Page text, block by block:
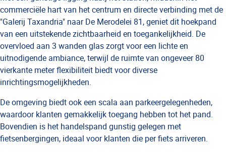
commerciële hart van het centrum en directe verbinding met de
"Galerij Taxandria" naar De Merodelei 81, geniet dit hoekpand
van een uitstekende zichtbaarheid en toegankelijkheid. De
overvloed aan 3 wanden glas zorgt voor een lichte en
uitnodigende ambiance, terwijl de ruimte van ongeveer 80
vierkante meter flexibiliteit biedt voor diverse
inrichtingsmogelijkheden.
De omgeving biedt ook een scala aan parkeergelegenheden,
waardoor klanten gemakkelijk toegang hebben tot het pand.
Bovendien is het handelspand gunstig gelegen met
fietsenbergingen, ideaal voor klanten die per fiets arriveren.